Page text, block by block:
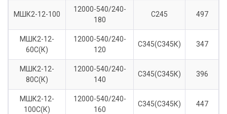
МШК2-12-100
12000-540/240-
180
С245 497
МШК2-12-
60С(К)
12000-540/240-
120
С345(С345К) 347
МШК2-12-
80С(К)
12000-540/240-
140
С345(С345К) 396
МШК2-12-
100С(К)
12000-540/240-
160
С345(С345К) 447